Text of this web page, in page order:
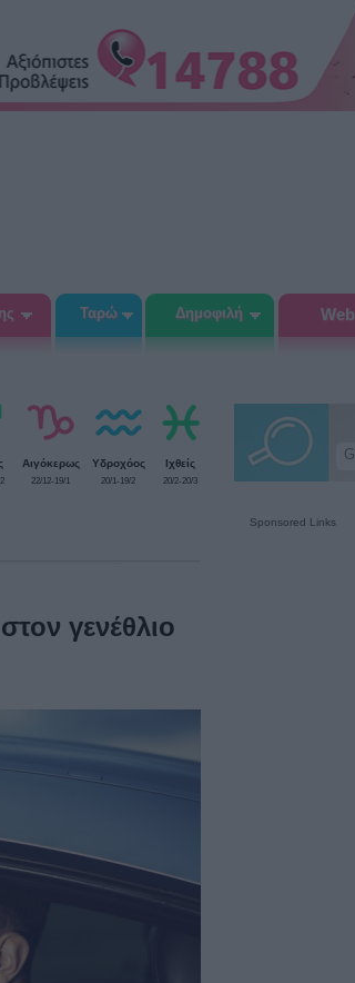
Ταρώ Δημοφιλή
Αιγόκερως
22/12-19/1
Υδροχόος
20/1-19/2
Ιχθείς
20/2-20/3
γενέθλιο
Sponsored Links